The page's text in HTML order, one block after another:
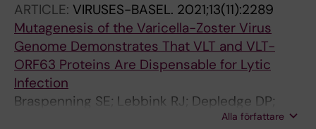
ARTICLE: VIRUSES-BASEL. 2021;13(11):2289
Mutagenesis of the Varicella-Zoster Virus
Genome Demonstrates That VLT and VLT-
ORF63 Proteins Are Dispensable for Lytic
Infection
Braspenning SE; Lebbink RJ; Depledge DP;
Schapendonk CME; Anderson LA; Verjans
Alla författare